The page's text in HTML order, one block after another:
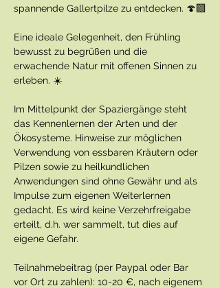
spannende Gallertpilze zu entdecken. 🍄‍🟫
Eine ideale Gelegenheit, den Frühling
bewusst zu begrüßen und die
erwachende Natur mit offenen Sinnen zu
erleben. ☀️
Im Mittelpunkt der Spaziergänge steht
das Kennenlernen der Arten und der
Ökosysteme. Hinweise zur möglichen
Verwendung von essbaren Kräutern oder
Pilzen sowie zu heilkundlichen
Anwendungen sind ohne Gewähr und als
Impulse zum eigenen Weiterlernen
gedacht. Es wird keine Verzehrfreigabe
erteilt, d.h. wer sammelt, tut dies auf
eigene Gefahr.
Teilnahmebeitrag (per Paypal oder Bar
vor Ort zu zahlen): 10-20 €, nach eigenem